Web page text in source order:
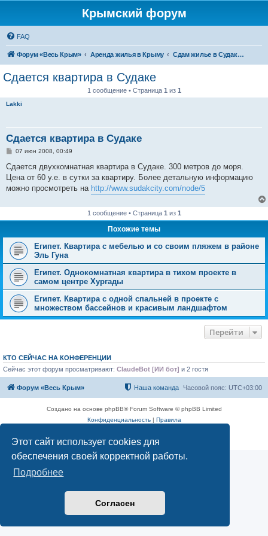
Этот сайт использует cookies для
обеспечения своей корректной работы.
Подробнее
Согласен
Крымский форум
FAQ
Форум «Весь Крым» Аренда жилья в Крыму Сдам жилье в Судаке - аренда жилья от хозяев
Сдается квартира в Судаке
1 сообщение • Страница 1 из 1
Lakki
Сдается квартира в Судаке
С
о
б
щ
е
е
07 июн 2008, 00:49
Сдается двухкомнатная квартира в Судаке. 300 метров до моря.
Цена от 60 у.е. в сутки за квартиру. Более детальную информацию
можно просмотреть на http://www.sudakcity.com/node/5
1 сообщение • Страница 1 из 1
Похожие темы
Египет. Квартира с мебелью и со своим пляжем в районе
Эль Гуна
Египет. Однокомнатная квартира в тихом проекте в
самом центре Хургады
Египет. Квартира с одной спальней в проекте с
множеством бассейнов и красивым ландшафтом
Перейти
КТО СЕЙЧАС НА КОНФЕРЕНЦИИ
Сейчас этот форум просматривают: ClaudeBot [ИИ бот] и 2 гостя
Форум «Весь Крым» Часовой пояс: UTC+03:00
Наша команда
Создано на основе phpBB® Forum Software © phpBB Limited
Конфиденциальность| Правила